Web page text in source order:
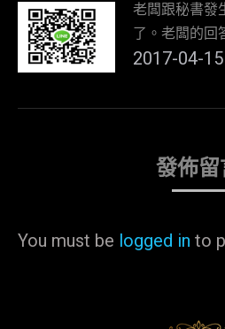
老闆跟秘書發
了。老闆的回
2017-04-15
發佈留
You must be logged in to